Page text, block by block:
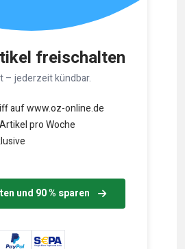
freischalten
– jederzeit kündbar.
auf www.oz-online.de
pro Woche
und 90 % sparen